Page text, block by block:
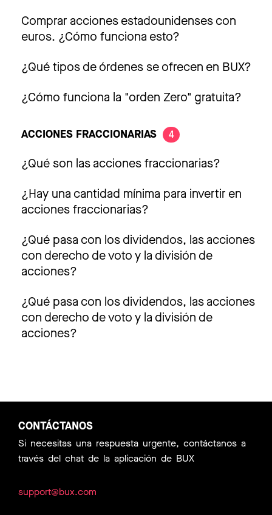
Comprar acciones estadounidenses con
euros. ¿Cómo funciona esto?
¿Qué tipos de órdenes se ofrecen en BUX?
¿Cómo funciona la "orden Zero" gratuita?
ACCIONES FRACCIONARIAS 4
¿Qué son las acciones fraccionarias?
¿Hay una cantidad mínima para invertir en
acciones fraccionarias?
¿Qué pasa con los dividendos, las acciones
con derecho de voto y la división de
acciones?
¿Qué pasa con los dividendos, las acciones
con derecho de voto y la división de
acciones?
CONTÁCTANOS
Si necesitas una respuesta urgente, contáctanos a
través del chat de la aplicación de BUX
support@bux.com